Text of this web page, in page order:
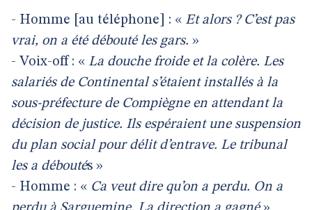
- Homme [au téléphone] : « Et alors ? C’est pas
vrai, on a été débouté les gars. »
- Voix-off : « La douche froide et la colère. Les
salariés de Continental s’étaient installés à la
sous-préfecture de Compiègne en attendant la
décision de justice. Ils espéraient une suspension
du plan social pour délit d’entrave. Le tribunal
les a déboutés »
- Homme : « Ca veut dire qu’on a perdu. On a